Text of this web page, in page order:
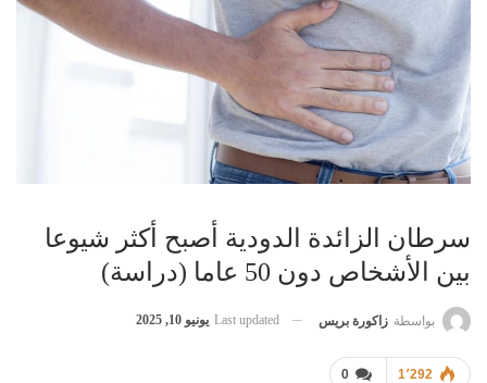
سرطان الزائدة الدودية أصبح أكثر شيوعا
بين الأشخاص دون 50 عاما (دراسة)
بواسطة زاكورة بريس Last updated يونيو 10, 2025
0 1٬292